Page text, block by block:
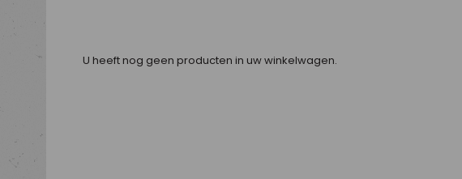
U heeft nog geen producten in uw winkelwagen.